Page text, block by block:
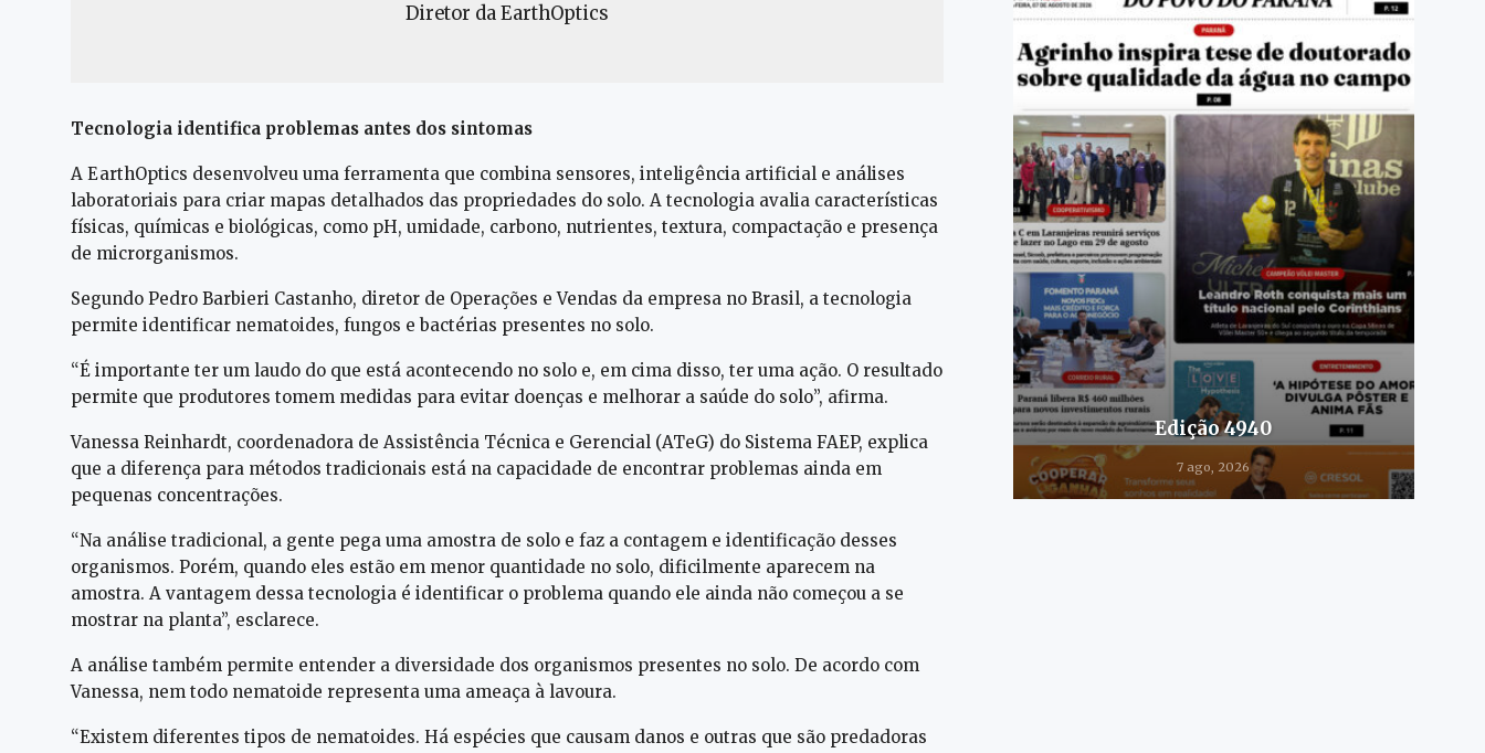
Diretor da EarthOptics
Tecnologia identifica problemas antes dos sintomas
A EarthOptics desenvolveu uma ferramenta que combina sensores, inteligência artificial e análises
laboratoriais para criar mapas detalhados das propriedades do solo. A tecnologia avalia características
físicas, químicas e biológicas, como pH, umidade, carbono, nutrientes, textura, compactação e presença
de microrganismos.
Segundo Pedro Barbieri Castanho, diretor de Operações e Vendas da empresa no Brasil, a tecnologia
permite identificar nematoides, fungos e bactérias presentes no solo.
“É importante ter um laudo do que está acontecendo no solo e, em cima disso, ter uma ação. O resultado
permite que produtores tomem medidas para evitar doenças e melhorar a saúde do solo”, afirma.
Vanessa Reinhardt, coordenadora de Assistência Técnica e Gerencial (ATeG) do Sistema FAEP, explica
que a diferença para métodos tradicionais está na capacidade de encontrar problemas ainda em
pequenas concentrações.
“Na análise tradicional, a gente pega uma amostra de solo e faz a contagem e identificação desses
organismos. Porém, quando eles estão em menor quantidade no solo, dificilmente aparecem na
amostra. A vantagem dessa tecnologia é identificar o problema quando ele ainda não começou a se
mostrar na planta”, esclarece.
A análise também permite entender a diversidade dos organismos presentes no solo. De acordo com
Vanessa, nem todo nematoide representa uma ameaça à lavoura.
“Existem diferentes tipos de nematoides. Há espécies que causam danos e outras que são predadoras
Edição 4940
7 ago, 2026